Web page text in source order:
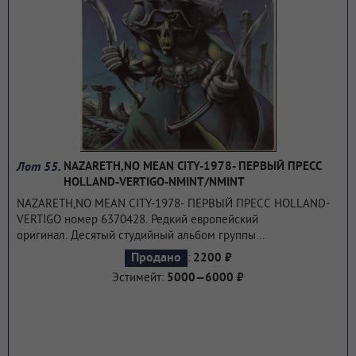
Лот 55. NAZARETH,NO MEAN CITY-1978- ПЕРВЫЙ ПРЕСС
HOLLAND-VERTIGO-NMINT/NMINT
NAZARETH,NO MEAN CITY-1978- ПЕРВЫЙ ПРЕСС HOLLAND-
VERTIGO номер 6370428. Редкий европейский
оригинал. Десятый студийный альбом группы
Nazareth. Обложку альбома нарисовал Родни Мэттьюз,
известный английский художник-иллюстратор в стиле
фэнтези, создавший обложки для работ многих других
Продано : 2200 ₽
Эстимейт: 5000—6000 ₽